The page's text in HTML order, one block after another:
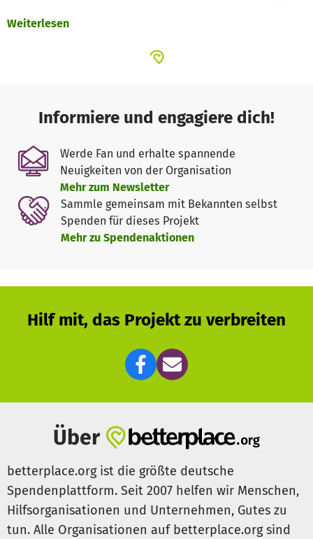
den sie als besten Freund sah. Und tatsächlich ging dieser
sagten mir alle, ich solle keine Kraft verschwenden, es
wäre unmöglich.
Ich bin froh, dass ich für meine Projektidee, die dem
einfachen Prinzip "Gemeinsam mehr erreichen" folgt,
bisher auf die Unterstützung zahlreicher zählen konnte
und viele wunderbare Menschen kennenlernen durfte.
Es engagieren sich Jugendgruppen, Vereine und Schulen
mit eigenen Aktionsideen und viele Ehrenamtliche jeden
Mich würde es sehr freuen, wenn Sie mir und den anderen
Engagierten die Chance geben, weiteren Kindern ihre
Herzenswünsche erfüllen, weitere Erlebnistage für
betroffene Familien und Ferienfreizeiten als Auszeit vom
Alltag organisieren zu können, in dem Sie uns
Vielen Dank und herzliche Grüße
Ihr Stefan Ober-Westendorf
Weiterlesen
Informiere und engagiere dich!
Werde Fan und erhalte spannende
Neuigkeiten von der Organisation
Mehr zum Newsletter
Sammle gemeinsam mit Bekannten selbst
Spenden für dieses Projekt
Mehr zu Spendenaktionen
Hilf mit, das Projekt zu verbreiten
Über
betterplace.org ist die größte deutsche
Spendenplattform. Seit 2007 helfen wir Menschen,
Hilfsorganisationen und Unternehmen, Gutes zu
tun. Alle Organisationen auf betterplace.org sind